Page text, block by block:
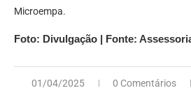
Microempa.
Foto: Divulgação | Fonte:
01/04/2025 0 Comentários